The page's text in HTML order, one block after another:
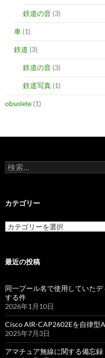
鉄道の音 (3)
車 (1)
鉄道 (3)
鉄道の音 (3)
鉄道写真 (1)
obsolete (1)
検
索:
カテゴリー
カ
テ
ー
最近の投稿
同一プール名で使用していた
する件
2026年1月10日
Cisco AIR-CAP2602Eを自律型
2025年7月3日
アマチュア無線に関する備忘録